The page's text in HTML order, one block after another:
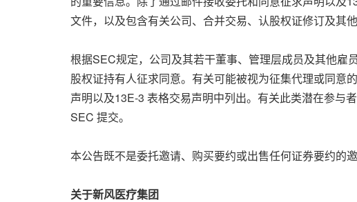
文件，以及包含有关公司、合并交易、认股权证修订及其
根据SEC规定，公司及其若干董事、管理层成员及其他雇
股权证持有人征求同意。有关可能被视为征集代理或同意
声明以及13E-3 表格交易声明中列出。有关此类潜在参与
SEC 提交。
本公告既不是委托邀请、购买要约或出售任何证券要约的
关于新风医疗集团